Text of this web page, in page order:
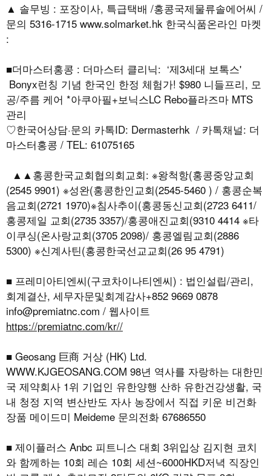
▲ 솔무빙 : 포장이사, 특급택배 /홍콩국제물류솔에어씨 /
문의 5316-1715 www.solmarket.hk 한국식품온라인 마켓
:
■더마스터홍콩 : 더마스터 클리닉: ‘제3세대 보톡스'
Bonyx런칭 기념 한국인 한정 체험가! $980 니들프리, 모
공/주름 케어 *아쿠아필+보닉스LC Rebo플라즈마 MTS
관리
♡한국어상담·문의 카톡ID: Dermasterhk / 카톡채널: 더
마스터홍콩 / TEL: 61075165
▲▲홍콩한국교회협의회교회: ※왕척항(홍콩중앙교회
(2545 9901) ※성완(홍콩한인교회(2545-5460 ) / 홍콩순복
음교회(2721 1970)※침사추이(홍콩동신교회(2723 6411/
홍콩제일 교회(2735 3357)/홍콩애진교회(9310 4414 ※타
이쿠싱(온사랑교회(3705 2098)/ 홍콩엘림교회(2886
5300) ※신계사틴(홍콩한국선교교회(26 95 4791)
■ 프레미아티엔씨(구코차이나티엔씨) : 법인설립/관리,
회계결산, 세무자문및회계감사+852 9669 0878
info@premiatnc.com / 웹사이트
https://premiatnc.com/kr//
■ Geosang 巨商 거상 (HK) Ltd.
WWW.KJGEOSANG.COM 98년 역사를 자랑하는 대한민
국 제약회사 1위 기업인 유한양행 산하 유한건강생활, 국
내 청정 지역 변산반도 자사 농장에서 직접 키운 비건화
장품 메이드미 Meideme 문의전화 67686550
■ 제이플러스 Anbc 피트니스 대회 3위입상 김지현 코치
와 함께하는 10회 레슨 10회 세션~6000HKD저녁 직장인